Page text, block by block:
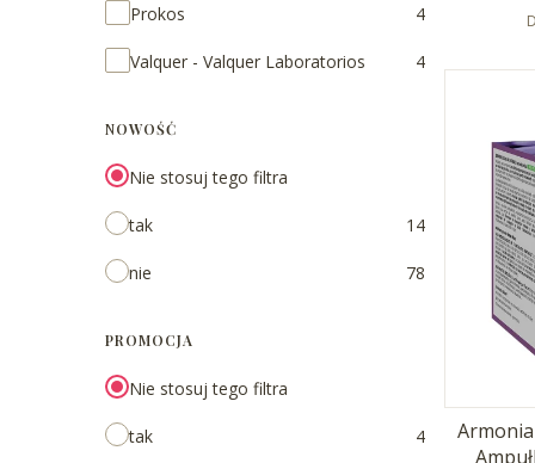
Prokos 4
Valquer - Valquer Laboratorios 4
NOWOŚĆ
Nie stosuj tego filtra
tak 14
nie 78
PROMOCJA
Nie stosuj tego filtra
tak 4